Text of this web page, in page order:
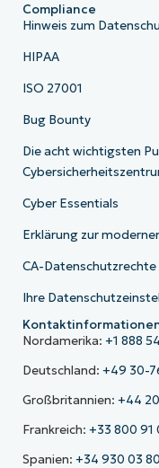
Compliance
Hinweis zum
HIPAA
ISO 27001
Bug Bounty
Die acht wichtigsten
Cyber Essentials
Erklärung zur
CA-Datenschutzrechte
Ihre
Nordamerika: +1 888
Deutschland: +49 30-
Großbritannien: +44
Frankreich: +33 800 91
Spanien: +34 930 03